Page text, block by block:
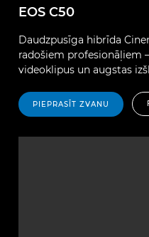
EOS C50
Daudzpusīga hibrīda
radošiem
videoklipus un augstas
PIEPRASĪT ZVANU